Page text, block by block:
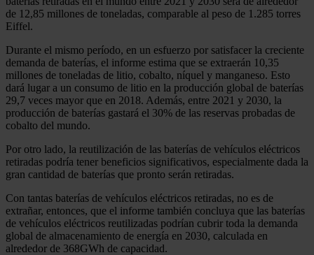
de 12,85 millones de toneladas, comparable al peso de 1.285 torres
Eiffel.
Durante el mismo período, en un esfuerzo por satisfacer la creciente
demanda de baterías, el informe estima que se extraerán 10,35
millones de toneladas de litio, cobalto, níquel y manganeso. Esto
dará lugar a un consumo de litio en la producción global de baterías
29,7 veces mayor que en 2018. Además, entre 2021 y 2030, la
producción de baterías gastará el 30% de las reservas probadas de
cobalto del mundo.
Por otro lado, la reutilización de las baterías de vehículos eléctricos
retiradas podría tener beneficios significativos, especialmente dada la
gran cantidad de baterías que pronto serán retiradas.
Con tantas baterías de vehículos eléctricos retiradas, no es de
extrañar, entonces, que el informe también concluya que las baterías
de vehículos eléctricos reutilizadas podrían cubrir toda la demanda
global de almacenamiento de energía en 2030, calculada en
alrededor de 368GWh de capacidad.